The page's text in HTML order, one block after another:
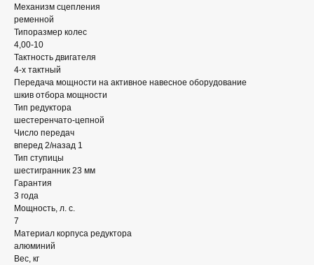
Механизм сцепления
ременной
Типоразмер колес
4,00-10
Тактность двигателя
4-х тактный
Передача мощности на активное навесное оборудование
шкив отбора мощности
Тип редуктора
шестеренчато-цепной
Число передач
вперед 2/назад 1
Тип ступицы
шестигранник 23 мм
Гарантия
3 года
Мощность, л. с.
7
Материал корпуса редуктора
алюминий
Вес, кг